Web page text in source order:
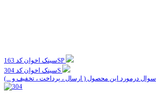
سینک اخوان کد 163SP
سینک اخوان کد 304S
سوال درمورد این محصول ( ارسال ، پرداخت ، تخفیف و ...)